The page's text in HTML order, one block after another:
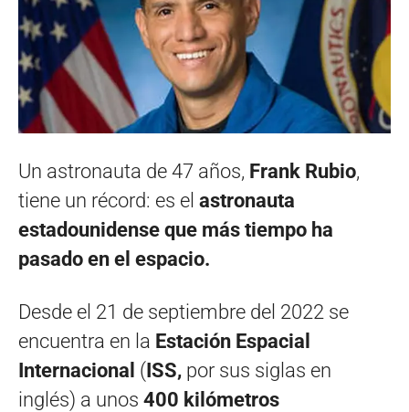
Un astronauta de 47 años, Frank Rubio,
tiene un récord: es el astronauta
estadounidense que más tiempo ha
pasado en el espacio.
Desde el 21 de septiembre del 2022 se
encuentra en la Estación Espacial
Internacional (ISS, por sus siglas en
inglés) a unos 400 kilómetros